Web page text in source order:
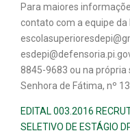
Para maiores
contato com a equipe da
8845-9683 ou na própria
Senhora de Fátima, nº
EDITAL 003.2016
SELETIVO DE ESTÁGIO